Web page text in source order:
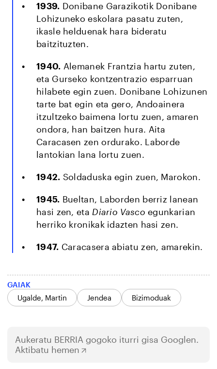
1939. Donibane Garazikotik Donibane
Lohizuneko eskolara pasatu zuten,
ikasle helduenak hara bideratu
baitzituzten.
1940. Alemanek Frantzia hartu zuten,
eta Gurseko kontzentrazio esparruan
hilabete egin zuen. Donibane Lohizunen
tarte bat egin eta gero, Andoainera
itzultzeko baimena lortu zuen, amaren
ondora, han baitzen hura. Aita
Caracasen zen ordurako. Laborde
lantokian lana lortu zuen.
1942. Soldaduska egin zuen, Marokon.
1945. Bueltan, Laborden berriz lanean
hasi zen, eta Diario Vasco egunkarian
herriko kronikak idazten hasi zen.
1947. Caracasera abiatu zen, amarekin.
GAIAK
Ugalde, Martin
Jendea Bizimoduak
Aukeratu BERRIA gogoko iturri gisa Googlen.
Aktibatu hemen